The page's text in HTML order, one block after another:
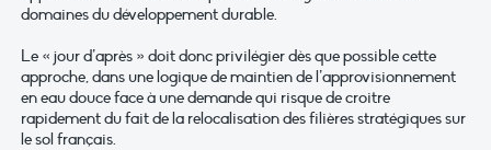
domaines du développement durable.
Le « jour d’après » doit donc privilégier dès que possible cette
approche, dans une logique de maintien de l’approvisionnement
en eau douce face à une demande qui risque de croitre
rapidement du fait de la relocalisation des filières stratégiques sur
le sol français.